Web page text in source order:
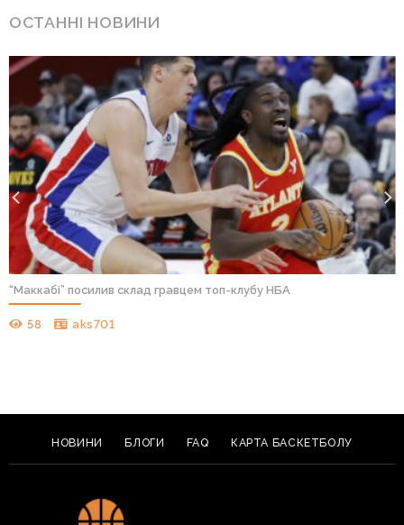
ОСТАННІ НОВИНИ
“Маккабі” посилив склад гравцем топ-клубу НБА
58 aks701
НОВИНИ БЛОГИ FAQ КАРТА БАСКЕТБОЛУ